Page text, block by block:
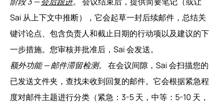
Sai 从上下文中推断），它会起草一封后续邮件，总结关
键讨论点、包含负责人和截止日期的行动项以及建议的下
一步措施。您审核并批准后，Sai 会发送。
额外功能 — 邮件滞留检测。 在会议间隙，Sai 会扫描您的
已发送文件夹，查找未收到回复的邮件。它会根据紧急程
度对邮件主题进行分类（紧急：3-5 天，中等：5-10 天，